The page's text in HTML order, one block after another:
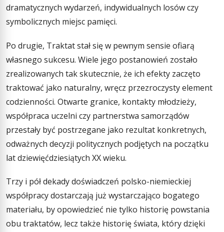
dramatycznych wydarzeń, indywidualnych losów czy
symbolicznych miejsc pamięci.
Po drugie, Traktat stał się w pewnym sensie ofiarą
własnego sukcesu. Wiele jego postanowień zostało
zrealizowanych tak skutecznie, że ich efekty zaczęto
traktować jako naturalny, wręcz przezroczysty element
codzienności. Otwarte granice, kontakty młodzieży,
współpraca uczelni czy partnerstwa samorządów
przestały być postrzegane jako rezultat konkretnych,
odważnych decyzji politycznych podjętych na początku
lat dziewięćdziesiątych XX wieku.
Trzy i pół dekady doświadczeń polsko-niemieckiej
współpracy dostarczają już wystarczająco bogatego
materiału, by opowiedzieć nie tylko historię powstania
obu traktatów, lecz także historię świata, który dzięki